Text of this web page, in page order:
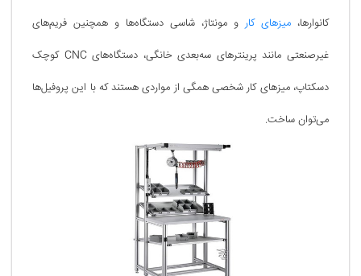
کانوارها،میزهای کار و مونتاژ، شاسی دستگاه‌ها و همچنین فریم‌های
غیرصنعتی مانند پرینترهای سه‌بعدی خانگی، دستگاه‌های CNC کوچک
دسکتاپ، میزهای کار شخصی همگی از مواردی هستند که با این پروفیل‌ها
می‌توان ساخت.